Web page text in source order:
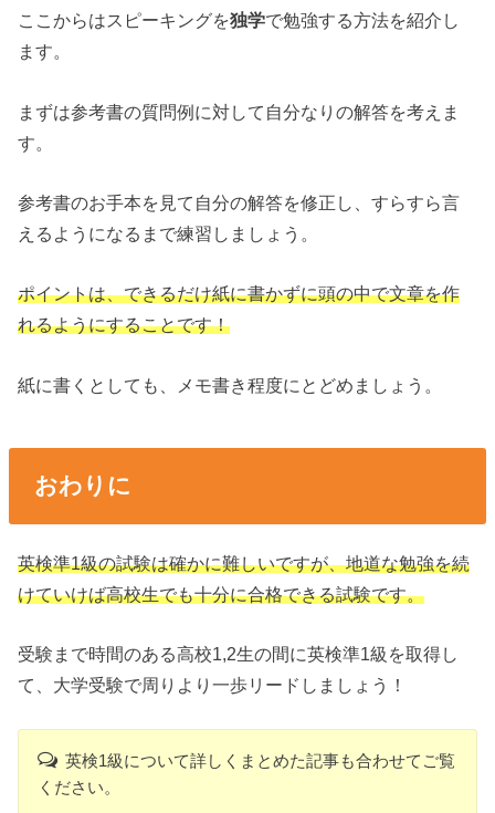
ここからはスピーキングを独学で勉強する方法を紹介し
ます。
まずは参考書の質問例に対して自分なりの解答を考えま
す。
参考書のお手本を見て自分の解答を修正し、すらすら言
えるようになるまで練習しましょう。
ポイントは、できるだけ紙に書かずに頭の中で文章を作
れるようにすることです！
紙に書くとしても、メモ書き程度にとどめましょう。
おわりに
英検準1級の試験は確かに難しいですが、地道な勉強を続
けていけば高校生でも十分に合格できる試験です。
受験まで時間のある高校1,2生の間に英検準1級を取得し
て、大学受験で周りより一歩リードしましょう！
英検1級について詳しくまとめた記事も合わせてご覧
ください。